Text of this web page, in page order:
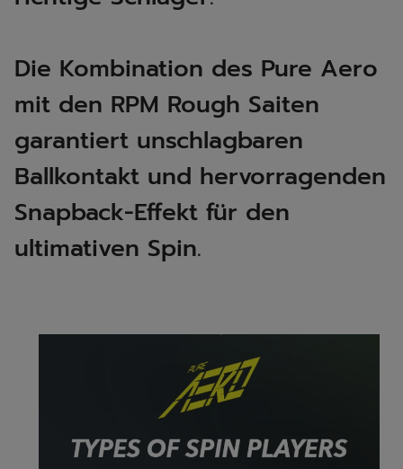
Die Kombination des Pure Aero
mit den RPM Rough Saiten
garantiert unschlagbaren
Ballkontakt und hervorragenden
Snapback-Effekt für den
ultimativen Spin. ​